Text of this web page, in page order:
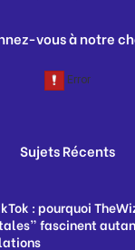
vous à notre
Sujets Récents
: pourquoi
fascinent